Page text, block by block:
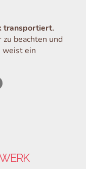
transportiert.
beachten und
weist ein